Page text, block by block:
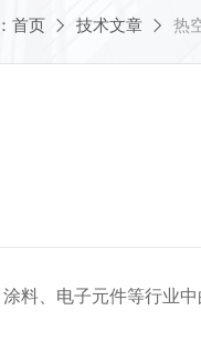
首页 技术文章 热
、电子元件等行业中